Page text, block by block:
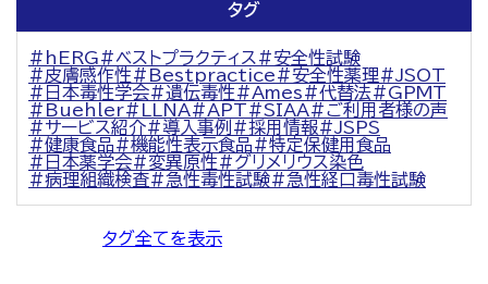
タグ
hERG ベストプラクティス
安全性試験
皮膚感作性
Bestpractice 安全性薬理
JSOT
日本毒性学会
遺伝毒性 Ames 代替法
GPMT
Buehler
LLNA APT SIAA
ご利用者様の声
サービス紹介
導入事例 採用情報
JSPS
健康食品
機能性表示食品
特定保健用食品
日本薬学会
変異原性
グリメリウス染色
病理組織検査
急性毒性試験 急性経口毒性試験
タグ全てを表示